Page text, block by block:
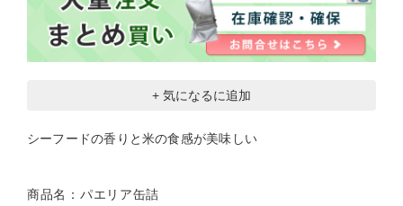
+ 気になるに追加
シーフードの香りと米の食感が美味しい
商品名：パエリア缶詰